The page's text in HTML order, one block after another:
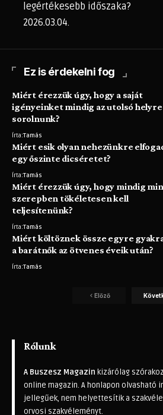
legértékesebb időszaka?
2026.03.04.
Ez is érdekelni fog
Miért érezzük úgy, hogy a saját
igényeinket mindig az utolsó
sorolnunk?
Írta:Tamás
Miért esik olyan nehezünkre
egy őszinte dicséretet?
Írta:Tamás
Miért érezzük úgy, hogy mindig
szerepben tökéletesen kell
teljesítenünk?
Írta:Tamás
Miért költöznek össze egyre
a barátnők az ötvenes éveik után?
Írta:Tamás
Előző
Rólunk
A Buszesz Magazin kizárólag
online magazin. A honlapon olvasható
jellegűek, nem helyettesítik a
orvosi szakvéleményt.